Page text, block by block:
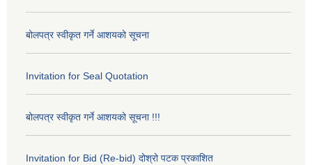
बोलपत्र स्वीकृत गर्ने आशयको सूचना
Invitation for Seal Quotation
बोलपत्र स्वीकृत गर्ने आशयको सूचना !!!
Invitation for Bid (Re-bid) दोश्रो पटक प्रकाशित